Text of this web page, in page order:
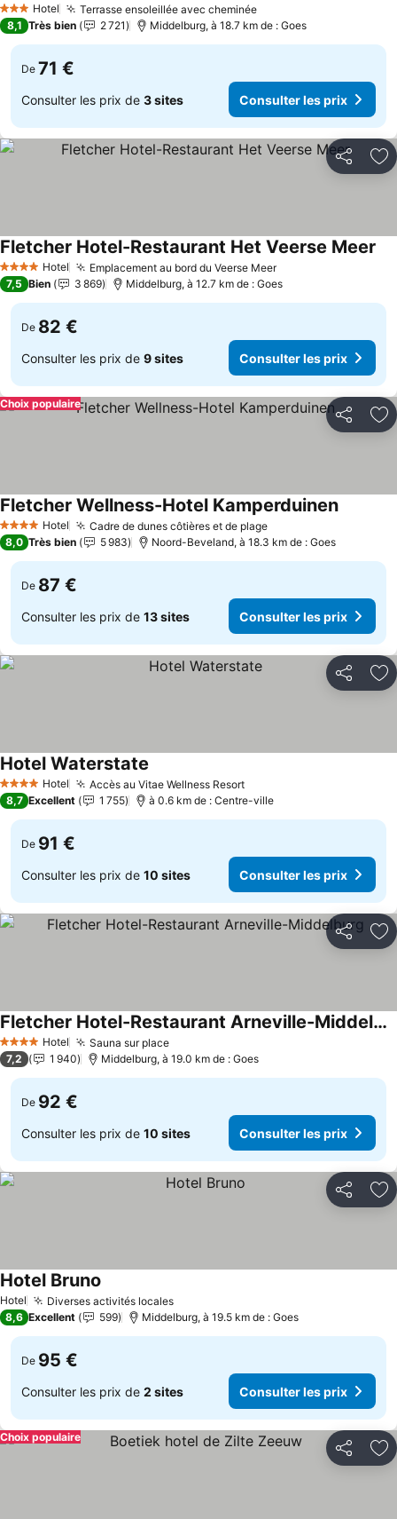
3 ÉtoilesHotel Terrasse ensoleillée avec cheminéeConsulter les prix
8,1 Très bien 2 721 Middelburg, à 18.7 km de : Goes
De 71 €
Consulter les prix de 3 sites Consulter les prix
Partager
4 Étoiles Hotel Emplacement au bord du Veerse MeerConsulter les prix
Fletcher Hotel-Restaurant Het Veerse Meer
7,5 Bien 3 869 Middelburg, à 12.7 km de : Goes
De 82 €
Consulter les prix de 9 sites Consulter les prix
Partager
Choix populaire
4 Étoiles Hotel Cadre de dunes côtières et de plageConsulter les prix
Fletcher Wellness-Hotel Kamperduinen
8,0 Très bien 5 983 Noord-Beveland, à 18.3 km de : Goes
De 87 €
Consulter les prix de 13 sites Consulter les prix
Partager
4 Étoiles Hotel Accès au Vitae Wellness ResortConsulter les prix
Hotel Waterstate
8,7 Excellent 1 755 à 0.6 km de : Centre-ville
De 91 €
Consulter les prix de 10 sites Consulter les prix
Partager
4 Étoiles Hotel Sauna sur placeConsulter les prix
Fletcher Hotel-Restaurant Arneville-Middelburg
Consulter les prix
7,2 1 940 Middelburg, à 19.0 km de : Goes
De 92 €
Consulter les prix de 10 sites Consulter les prix
Partager
Hotel Diverses activités localesConsulter les prix
Hotel Bruno
8,6 Excellent 599 Middelburg, à 19.5 km de : Goes
De 95 €
Consulter les prix de 2 sites Consulter les prix
Partager
Choix populaire